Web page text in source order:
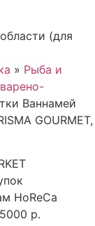
(для
» Рыба и
Ваннамей
GOURMET,
HoReCa
р.